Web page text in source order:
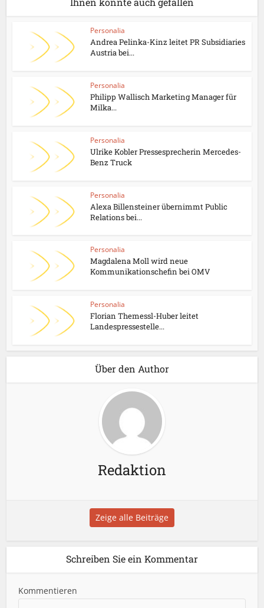
Personalia
Andrea Pelinka-Kinz leitet PR Subsidiaries
Austria bei...
Personalia
Philipp Wallisch Marketing Manager für
Milka...
Personalia
Ulrike Kobler Pressesprecherin Mercedes-
Benz Truck
Personalia
Alexa Billensteiner übernimmt Public
Relations bei...
Personalia
Magdalena Moll wird neue
Kommunikationschefin bei OMV
Personalia
Florian Themessl-Huber leitet
Landespressestelle...
Über den Author
Redaktion
Zeige alle Beiträge
Schreiben Sie ein Kommentar
Kommentieren